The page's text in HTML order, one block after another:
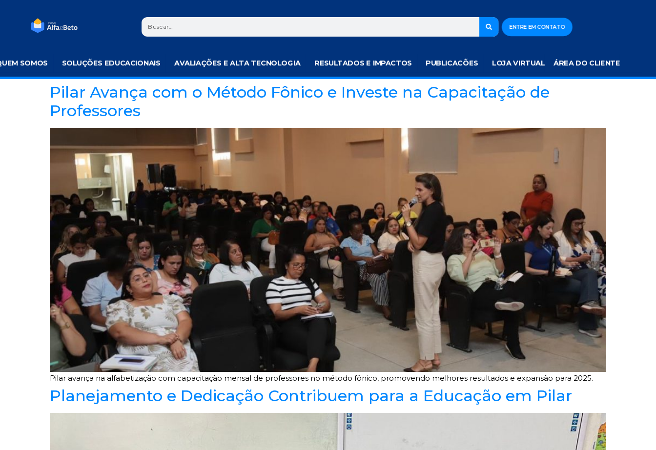
ENTRE EM CONTATO
SOMOS SOLUÇÕES EDUCACIONAIS AVALIAÇÕES E ALTA TECNOLOGIA RESULTADOS E IMPACTOS PUBLICACÕES LOJA VIRTUAL ÁREA DO CLIENTE
Pilar Avança com o Método Fônico e Investe na Capacitação de
Professores
Pilar avança na alfabetização com capacitação mensal de professores no método fônico, promovendo melhores resultados e expansão para 2025.
Planejamento e Dedicação Contribuem para a Educação em Pilar